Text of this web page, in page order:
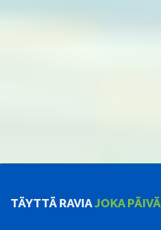
TÄYTTÄ RAVIAJOKA PÄIVÄ